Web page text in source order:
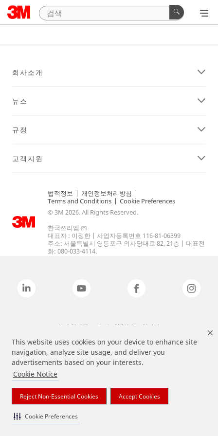
This website uses cookies on your device to enhance site
navigation, analyze site usage, and deliver you
advertisements based on your interests.
Cookie Notice
Reject Non-Essential Cookies Accept Cookies
Cookie Preferences
회사소개
뉴스
규정
고객지원
법적정보 | 개인정보처리방침 |
Terms and Conditions | Cookie Preferences
© 3M 2026. All Rights Reserved.
한국쓰리엠 ㈜
대표자 : 이정한 | 사업자등록번호 116-81-06399
주소: 서울특별시 영등포구 의사당대로 82, 21층 | 대표전
화: 080-033-4114.
상기 열거된 브랜드는 3M의 상표입니다.